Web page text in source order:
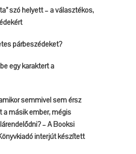
szó helyett – a választékos,
párbeszédeket?
egy karaktert a
semmivel sem érsz
a másik ember, mégis
– A Booksi
interjút készített